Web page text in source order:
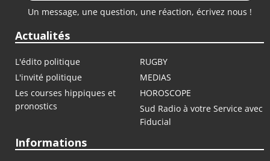
Un message, une question, une réaction, écrivez nous !
Actualités
L'édito politique
RUGBY
L'invité politique
MEDIAS
Les courses hippiques et
pronostics
HOROSCOPE
Sud Radio à votre Service avec
Fiducial
Informations